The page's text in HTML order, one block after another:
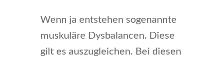
Wenn ja entstehen sogenannte
muskuläre Dysbalancen. Diese
gilt es auszugleichen. Bei diesen